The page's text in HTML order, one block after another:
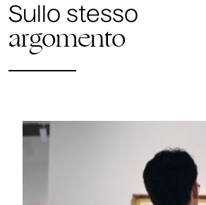
Sullo stesso
argomento